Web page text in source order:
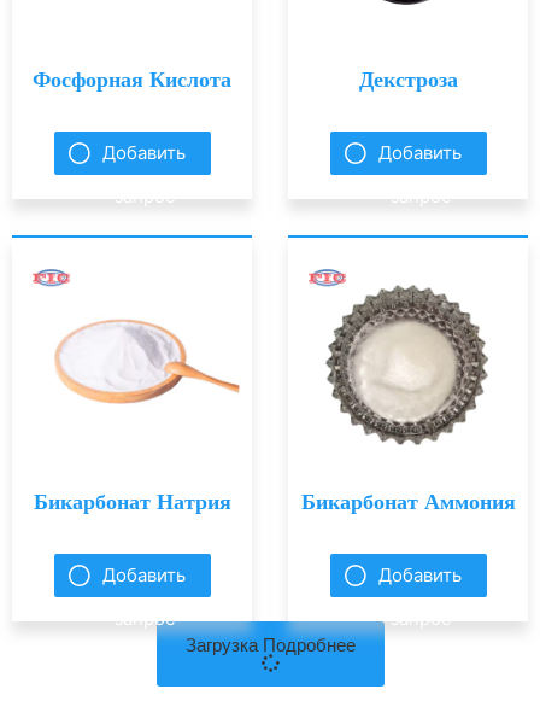
Фосфорная Кислота
Добавить
запрос
Декстроза
Добавить
запрос
Бикарбонат Натрия
Добавить
запрос
Бикарбонат Аммония
Добавить
запрос
Загрузка Подробнее